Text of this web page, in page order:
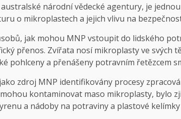
australské národní vědecké agentury, je
o mikroplastech a jejich vlivu na
jak mohou MNP vstoupit do lidského
přenos. Zvířata nosí mikroplasty ve svých
pohlceny a přenášeny potravním řetězcem
zdroj MNP identifikovány procesy
kontaminovat maso mikroplasty, bylo
a nádoby na potraviny a plastové